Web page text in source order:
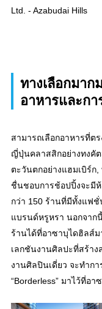
Ltd. - Azabudai Hills
ทางเลือกมา
อาหารและกา
สามารถเลือกอาหารที่ต
ญี่ปุ่นคลาสสิกอย่างทงคัต
ตะวันตกอย่างแฮมเบิร์ก
ชื่นชอบการช้อปปิ้งจะมี
กว่า 150 ร้านที่มีทั้งแฟ
แบรนด์หรูหรา นอกจาก
ร้านได้ที่อาซาบุไดฮิลส์ม
เลกชันงานศิลปะที่สร้าง
งานศิลปินเดี่ยว จะทำก
“Borderless” มาไว้ที่อ